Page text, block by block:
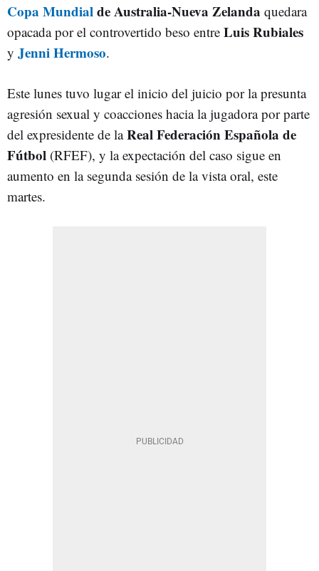
Copa Mundialde Australia-Nueva Zelanda quedara
opacada por el controvertido beso entre Luis Rubiales
y Jenni Hermoso.
Este lunes tuvo lugar el inicio del juicio por la presunta
agresión sexual y coacciones hacia la jugadora por parte
del expresidente de laReal Federación Española de
Fútbol (RFEF), y la expectación del caso sigue en
aumento en la segunda sesión de la vista oral, este
martes.